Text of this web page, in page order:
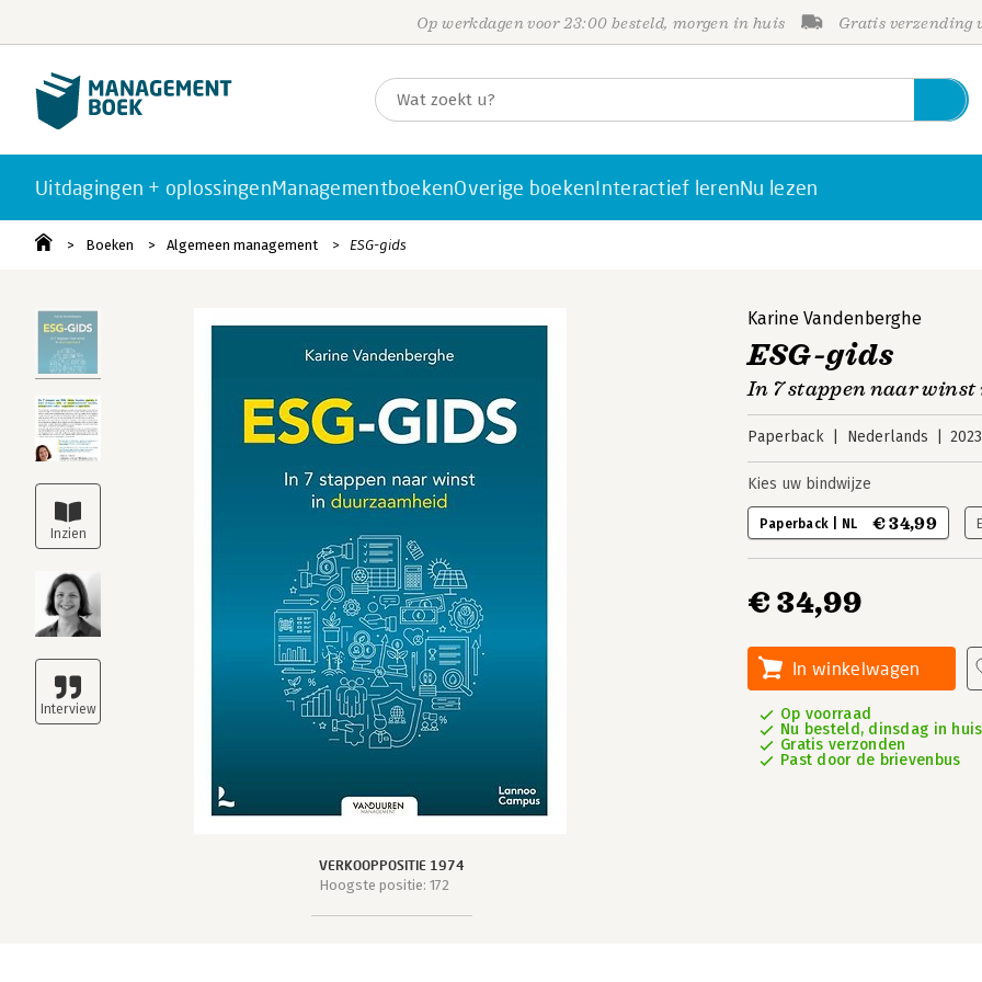
Op werkdagen voor 23:00 besteld, morgen in huis Gratis verzending
Uitdagingen + oplossingenManagementboekenOverige boekenInteractief lerenNu lezen
Boeken Algemeen management ESG-gids
VERKOOPPOSITIE 1974
Hoogste positie: 172
Karine Vandenberghe
ESG-gids
In 7 stappen naar
Paperback Nederlands 2023
Kies uw bindwijze
Paperback | NL € 34,99
€ 34,99
In winkelwagen
Op voorraad
Nu besteld, dinsdag in huis
Gratis verzonden
Past door de brievenbus